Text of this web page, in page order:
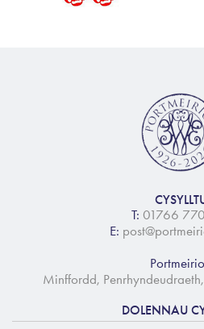
T: 01766
E:
Minffordd,
DOLENNAU